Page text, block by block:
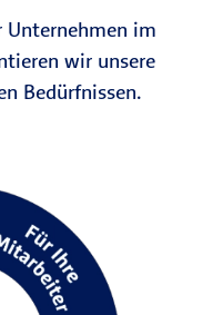
Unternehmen im
wir unsere
Bedürfnissen.